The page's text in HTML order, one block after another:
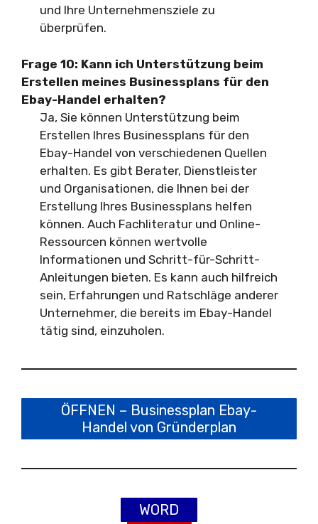
und Ihre Unternehmensziele zu
überprüfen.
Frage 10: Kann ich Unterstützung beim
Erstellen meines Businessplans für den
Ebay-Handel erhalten?
Ja, Sie können Unterstützung beim
Erstellen Ihres Businessplans für den
Ebay-Handel von verschiedenen Quellen
erhalten. Es gibt Berater, Dienstleister
und Organisationen, die Ihnen bei der
Erstellung Ihres Businessplans helfen
können. Auch Fachliteratur und Online-
Ressourcen können wertvolle
Informationen und Schritt-für-Schritt-
Anleitungen bieten. Es kann auch hilfreich
sein, Erfahrungen und Ratschläge anderer
Unternehmer, die bereits im Ebay-Handel
tätig sind, einzuholen.
ÖFFNEN – Businessplan Ebay-
Handel von Gründerplan
WORD